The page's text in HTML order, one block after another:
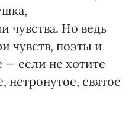
чувства. Но ведь
чувств, поэты и
если не хотите
нетронутое, святое